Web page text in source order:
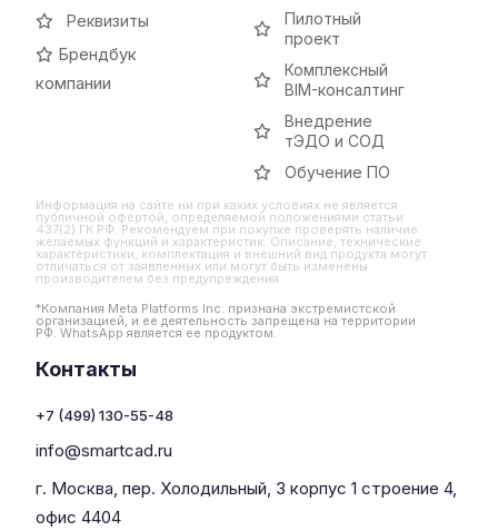
Реквизиты
Брендбук
компании
Пилотный
проект
Комплексный
BIM-консалтинг
Внедрение
тЭДО и СОД
Обучение ПО
Информация на сайте ни при каких условиях не является
публичной офертой, определяемой положениями статьи
437(2) ГК РФ. Рекомендуем при покупке проверять наличие
желаемых функций и характеристик. Описание, технические
характеристики, комплектация и внешний вид продукта могут
отличаться от заявленных или могут быть изменены
производителем без предупреждения
*Компания Meta Platforms Inc. признана экстремистской
организацией, и ее деятельность запрещена на территории
РФ. WhatsApp является ее продуктом.
Контакты
+7 (499) 130-55-48
info@smartcad.ru
г. Москва, пер. Холодильный, 3 корпус 1 строение 4,
офис 4404